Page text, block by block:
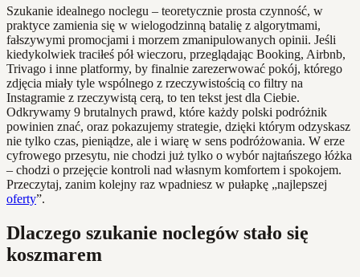
Szukanie idealnego noclegu – teoretycznie prosta czynność, w
praktyce zamienia się w wielogodzinną batalię z algorytmami,
fałszywymi promocjami i morzem zmanipulowanych opinii. Jeśli
kiedykolwiek traciłeś pół wieczoru, przeglądając Booking, Airbnb,
Trivago i inne platformy, by finalnie zarezerwować pokój, którego
zdjęcia miały tyle wspólnego z rzeczywistością co filtry na
Instagramie z rzeczywistą cerą, to ten tekst jest dla Ciebie.
Odkrywamy 9 brutalnych prawd, które każdy polski podróżnik
powinien znać, oraz pokazujemy strategie, dzięki którym odzyskasz
nie tylko czas, pieniądze, ale i wiarę w sens podróżowania. W erze
cyfrowego przesytu, nie chodzi już tylko o wybór najtańszego łóżka
– chodzi o przejęcie kontroli nad własnym komfortem i spokojem.
Przeczytaj, zanim kolejny raz wpadniesz w pułapkę „najlepszej
oferty”.
Dlaczego szukanie noclegów stało się
koszmarem